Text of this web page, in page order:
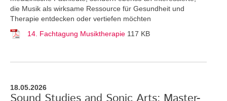
die Musik als wirksame Ressource für Gesundheit und
Therapie entdecken oder vertiefen möchten
14. Fachtagung Musiktherapie 117 KB
18.05.2026